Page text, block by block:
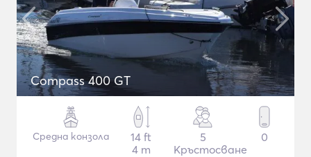
Compass 400 GT
Средна конзола
14 ft
4 m
5
Кръстосване
0